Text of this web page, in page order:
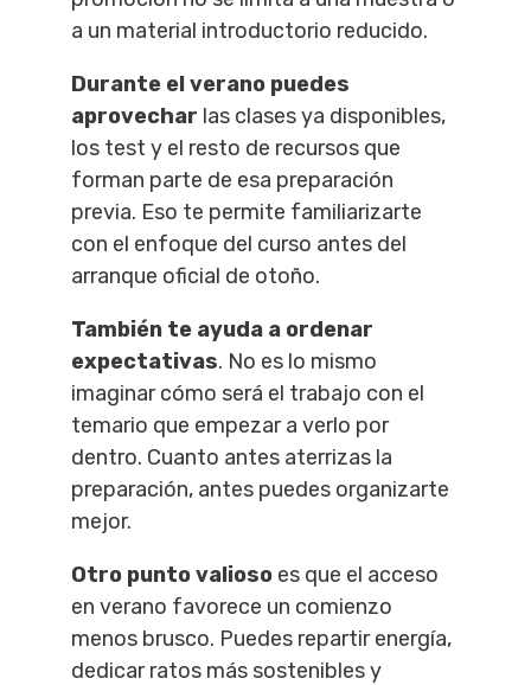
a un material introductorio reducido.
Durante el verano puedes
aprovechar las clases ya disponibles,
los test y el resto de recursos que
forman parte de esa preparación
previa. Eso te permite familiarizarte
con el enfoque del curso antes del
arranque oficial de otoño.
También te ayuda a ordenar
expectativas. No es lo mismo
imaginar cómo será el trabajo con el
temario que empezar a verlo por
dentro. Cuanto antes aterrizas la
preparación, antes puedes organizarte
mejor.
Otro punto valioso es que el acceso
en verano favorece un comienzo
menos brusco. Puedes repartir energía,
dedicar ratos más sostenibles y